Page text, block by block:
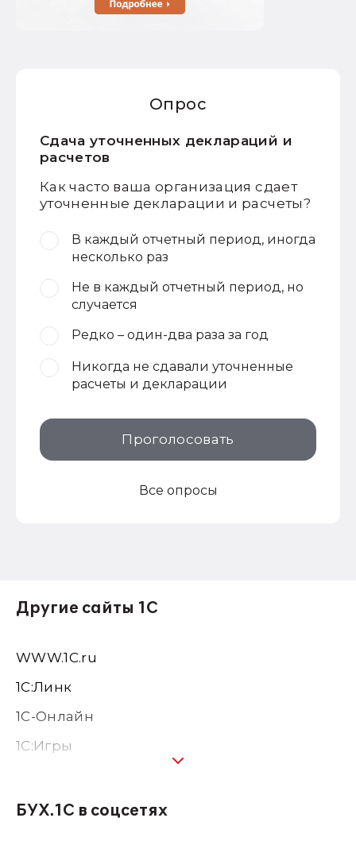
Опрос
Сдача уточненных деклараций и
расчетов
Как часто ваша организация сдает
уточненные декларации и расчеты?
В каждый отчетный период, иногда
несколько раз
Не в каждый отчетный период, но
случается
Редко – один-два раза за год
Никогда не сдавали уточненные
расчеты и декларации
Проголосовать
Все опросы
Другие сайты 1С
WWW.1С.ru
1С:Линк
1С-Онлайн
1C:Игры
1С:Консалтинг
БУХ.1С в соцсетях